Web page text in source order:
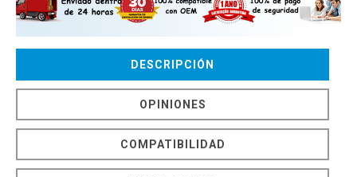
DESCRIPCIÓN
OPINIONES
COMPATIBILIDAD